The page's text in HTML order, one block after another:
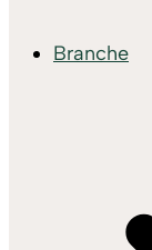
Branche